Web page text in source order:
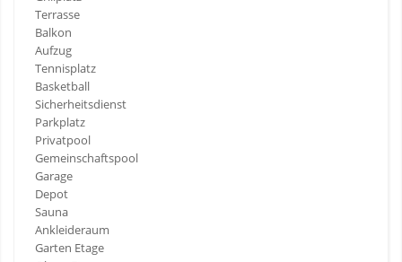
Terrasse
Balkon
Aufzug
Tennisplatz
Basketball
Sicherheitsdienst
Parkplatz
Privatpool
Gemeinschaftspool
Garage
Depot
Sauna
Ankleideraum
Garten Etage